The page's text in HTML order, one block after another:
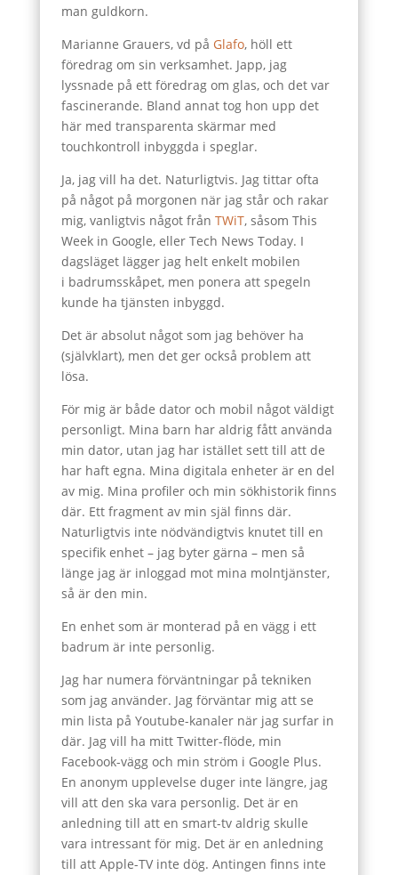
man guldkorn.
Marianne Grauers, vd på Glafo, höll ett
föredrag om sin verksamhet. Japp, jag
lyssnade på ett föredrag om glas, och det var
fascinerande. Bland annat tog hon upp det
här med transparenta skärmar med
touchkontroll inbyggda i speglar.
Ja, jag vill ha det. Naturligtvis. Jag tittar ofta
på något på morgonen när jag står och rakar
mig, vanligtvis något från TWiT, såsom This
Week in Google, eller Tech News Today. I
dagsläget lägger jag helt enkelt mobilen
i badrumsskåpet, men ponera att spegeln
kunde ha tjänsten inbyggd.
Det är absolut något som jag behöver ha
(självklart), men det ger också problem att
lösa.
För mig är både dator och mobil något väldigt
personligt. Mina barn har aldrig fått använda
min dator, utan jag har istället sett till att de
har haft egna. Mina digitala enheter är en del
av mig. Mina profiler och min sökhistorik finns
där. Ett fragment av min själ finns där.
Naturligtvis inte nödvändigtvis knutet till en
specifik enhet – jag byter gärna – men så
länge jag är inloggad mot mina molntjänster,
så är den min.
En enhet som är monterad på en vägg i ett
badrum är inte personlig.
Jag har numera förväntningar på tekniken
som jag använder. Jag förväntar mig att se
min lista på Youtube-kanaler när jag surfar in
där. Jag vill ha mitt Twitter-flöde, min
Facebook-vägg och min ström i Google Plus.
En anonym upplevelse duger inte längre, jag
vill att den ska vara personlig. Det är en
anledning till att en smart-tv aldrig skulle
vara intressant för mig. Det är en anledning
till att Apple-TV inte dög. Antingen finns inte